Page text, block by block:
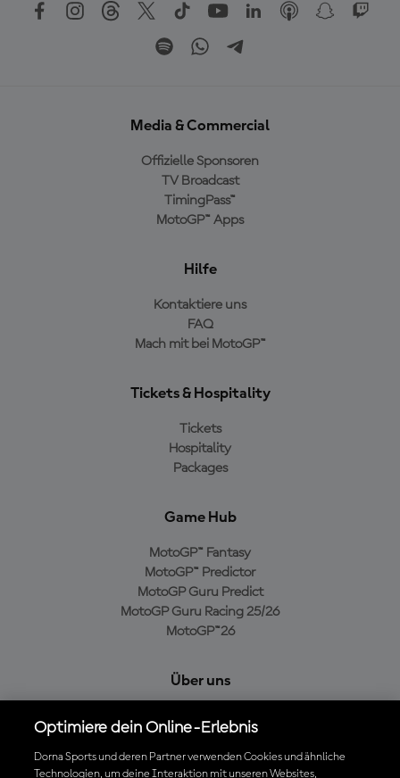
Media & Commercial
Offizielle Sponsoren
TV Broadcast
TimingPass™
MotoGP™ Apps
Hilfe
Kontaktiere uns
FAQ
Mach mit bei MotoGP™
Tickets & Hospitality
Tickets
Hospitality
Packages
Game Hub
MotoGP™ Fantasy
MotoGP™ Predictor
MotoGP Guru Predict
MotoGP Guru Racing 25/26
MotoGP™26
Über uns
Cookie-Richtlinien
Geschäftsbedingungen
Optimiere dein Online-Erlebnis
Dorna Sports und deren Partner verwenden Cookies und ähnliche
Technologien, um deine Interaktion mit unseren Websites,